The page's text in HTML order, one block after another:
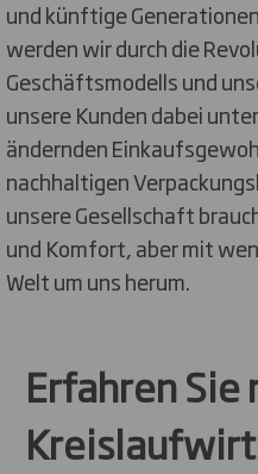
und künftige
werden wir durch die
Geschäftsmodells und
unsere Kunden dabei
ändernden
nachhaltigen
unsere Gesellschaft
und Komfort, aber mit
Welt um uns herum.
Erfahren Sie